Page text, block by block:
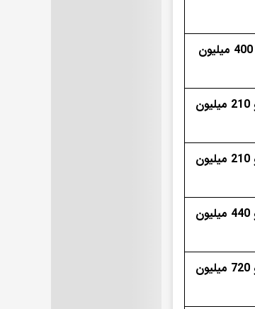
سه میلیارد و 400 میلیون
یک میلیارد و 210 میلیون
یک میلیارد و 210 میلیون
یک میلیارد و 440 میلیون
یک میلیارد و 720 میلیون